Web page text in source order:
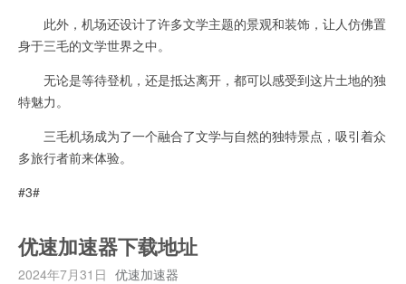
此外，机场还设计了许多文学主题的景观和装饰，让人仿佛置
身于三毛的文学世界之中。
无论是等待登机，还是抵达离开，都可以感受到这片土地的独
特魅力。
三毛机场成为了一个融合了文学与自然的独特景点，吸引着众
多旅行者前来体验。
#3#
优速加速器下载地址
2024年7月31日 优速加速器